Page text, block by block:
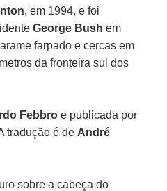
, em 1994, e foi
George Bush em
farpado e cercas em
da fronteira sul dos
Febbro e publicada por
tradução é de André
sobre a cabeça do